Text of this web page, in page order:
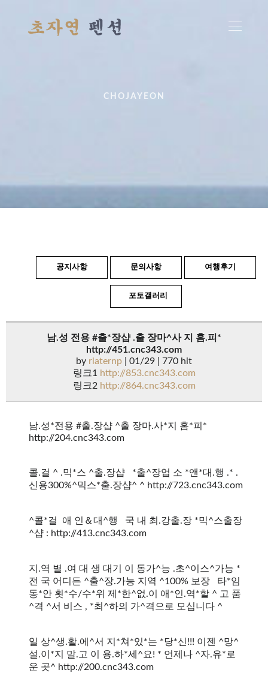
CHOJAYEON
공지사항 문의사항 여행후기
포토갤러리
남.성 전용 #출*장샵 .출 장마^사 지 홈.피*
http://451.cnc343.com
by rlaternp | 01/29 | 770 hit
링크1
http://853.cnc343.com
링크2 http://864.cnc343.com
남.성*전용 #출.장샵 ^출 장마.사*지 홈*피*
http://204.cnc343.com
콜.걸 ^ .믹*스 ^출.장샵 *출^장업 소 *앤*대.행 .* .
신용300%^믹스*출.장샵^ ^ http://723.cnc343.com
^콜*걸 애 인＆대^행 국 내 최.강출.장 *믹^스출장
^샵 : http://413.cnc343.com
지.역 별 .여 대 생 대기 이 동가^능 .초^이스^가능 *
전 국 어디든 ^출^장.가능 지역 ^100% 보장 타*임
동*안 횟*수/수*위 제*한^없.이 애*인.역*할 ^ 고 품
^격 ^서 비스 , *최^하의 가^격으로 모십니다 ^
일 상^생.활.에^서 지*쳐*있*는 *당*신!!! 이젠 ^망^
설.이*지 말.고 이 용.하*세^요! * 언제나 ^자.유*로
운 곳^ http://200.cnc343.com